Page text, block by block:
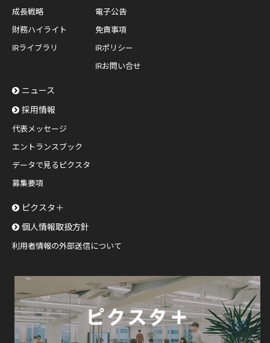
成長戦略
財務ハイライト
IRライブラリ
電子公告
免責事項
IRポリシー
IRお問い合せ
ニュース
採用情報
代表メッセージ
エントランスブック
データで見るピクスタ
募集要項
ピクスタ＋
個人情報取扱方針
利用者情報の外部送信について